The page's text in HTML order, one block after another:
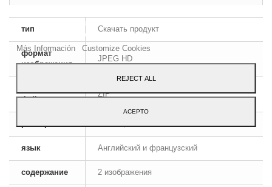
тип Скачать продукт
формат
изображения
JPEG HD
файла
ZIP
размеры A4 - 29,7 x 21 cm
язык Английский и французский
содержание 2 изображения
Our webstore uses cookies to offer a better user experience and we consider that
you are accepting their use if you keep browsing the website.
Más Información Customize Cookies
REJECT ALL
ACEPTO